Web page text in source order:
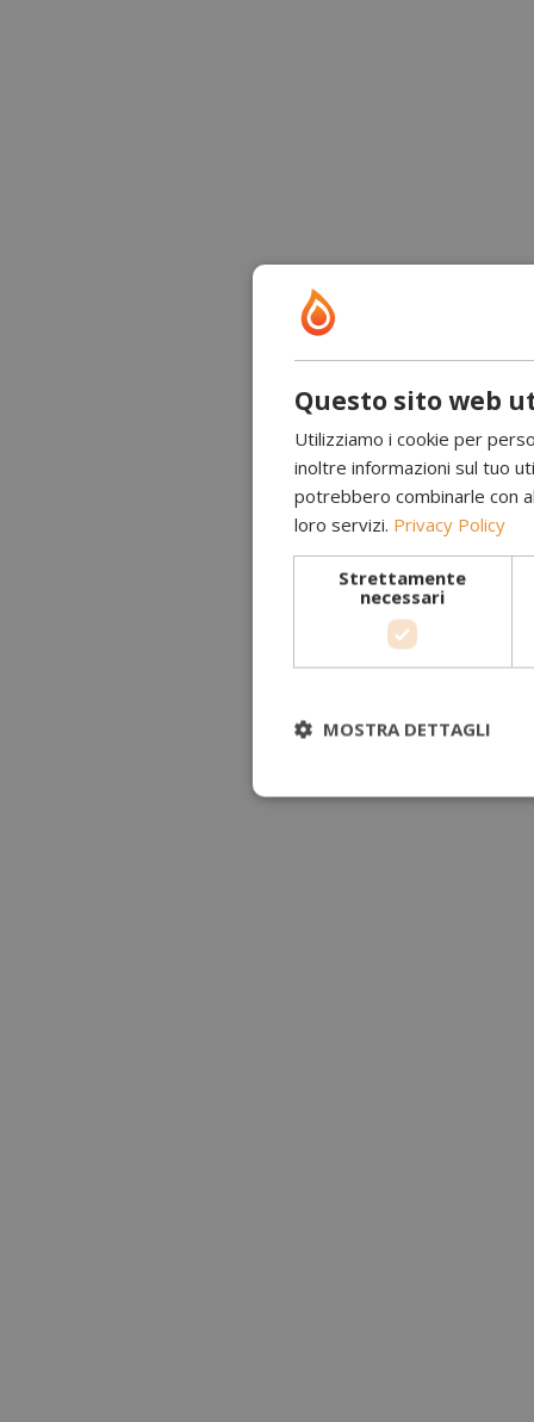
Questo sito web
Utilizziamo i cookie per
inoltre informazioni sul tuo
potrebbero combinarle con
loro servizi. Privacy Policy
Strettamente
necessari
MOSTRA DETTAGLI